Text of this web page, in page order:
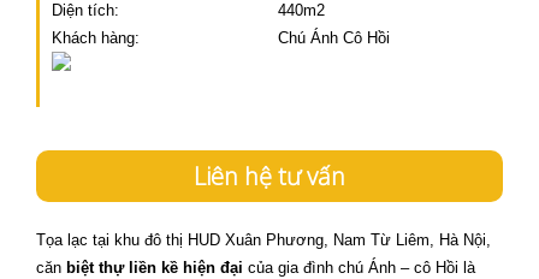
Diện tích:
440m2
Khách hàng:
Chú Ánh Cô Hồi
Liên hệ tư vấn
Tọa lạc tại khu đô thị HUD Xuân Phương, Nam Từ Liêm, Hà Nội,
căn biệt thự liền kề hiện đại của gia đình chú Ánh – cô Hồi là